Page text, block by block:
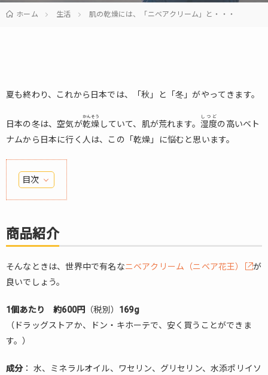
ホーム 生活 肌の乾燥には、「ニベアクリーム」と・・・
夏も終わり、これから日本では、「秋」と「冬」がやってきます。
日本の冬は、空気が乾燥
かんそう
していて、肌が荒れます。 湿度
しつど
の高いベト
ナムから日本に行く人は、この「乾燥」に悩むと思います。
目次
1.
品
紹
2.
使
方
3.
注
す
商品紹介
そんなときは、世界中で有名なニベアクリーム（ニベア花王）
が
良いでしょう。
1個あたり 約600円 （税別） 169g
（ドラッグストアか、ドン・キホーテで、安く買うことができま
す。）
成分： 水、ミネラルオイル、ワセリン、グリセリン、水添ポリイソ